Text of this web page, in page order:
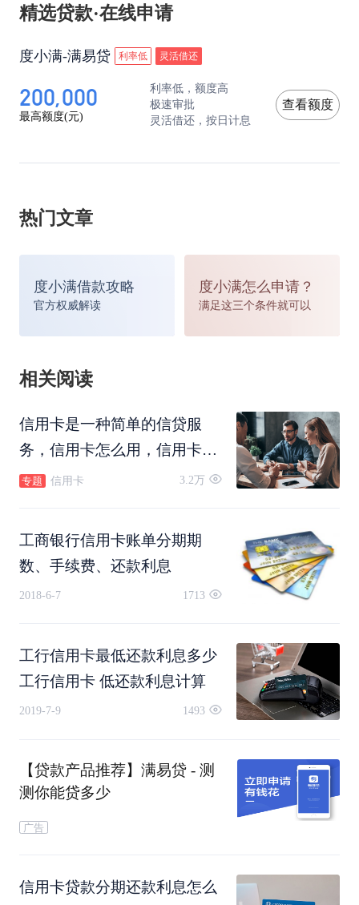
2、年利率是多少？7.2%？
根据上面的计算，很容易得出年利率=每期手续费
率*期数=0.6%*12=7.2%。然而实际情况果真如此
吗？
实际情况是，银行在计算每月应偿还金额的时候，
会简单粗暴地将每月都按照全部 贷款金额来计算利
息(这里指手续费)。可以算出，每月的利息支出72
元都是按照全部贷款金额12000元进行计算的。
但实际情况是，当偿还了第1个月之后，剩余贷款
本金只有11000元(12000元-1000元)，同理，当偿还
(11000元-1000元)。所以，实际上用户承担的实际
年利率水平要远高于7.2%。
这里给大家介绍一个利用excel来计算利率水平的方
法。
精选贷款·在线申请
度小满-满易贷 利率低 灵活借还
200,000
最高额度(元)
利率低，额度高
极速审批
灵活借还，按日计息
查看额度
热门文章
度小满借款攻略
官方权威解读
度小满怎么申请？
满足这三个条件就可以
相关阅读
信用卡是一种简单的信贷服
务，信用卡怎么用，信用卡怎
么还款，信用卡可以转账吗，
专题 信用卡 3.2万
工商银行信用卡账单分期期
数、手续费、还款利息
2018-6-7 1713
工行信用卡最低还款利息多少
工行信用卡 低还款利息计算
2019-7-9 1493
【贷款产品推荐】满易贷 - 测
测你能贷多少
广告
信用卡贷款分期还款利息怎么